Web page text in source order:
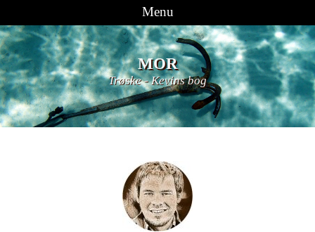
Menu
Videre til indhold
MOR
Trøske-Kevins bog